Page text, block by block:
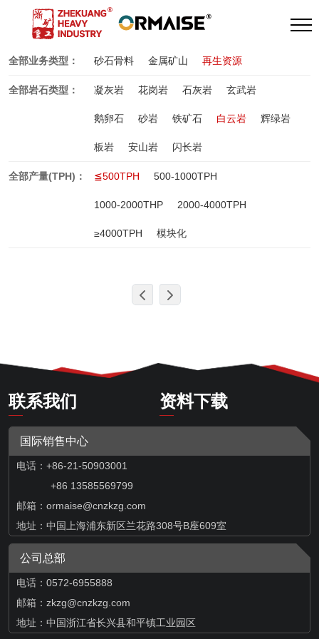
全部业务类型： 砂石骨料 金属矿山 再生资源
全部岩石类型： 凝灰岩 花岗岩 石灰岩 玄武岩
鹅卵石 砂岩 铁矿石 白云岩 辉绿岩
板岩 安山岩 闪长岩
全部产量(TPH)： ≦500TPH 500-1000TPH
1000-2000THP 2000-4000TPH
≥4000TPH 模块化
联系我们 资料下载
国际销售中心
电话：+86-21-50903001
+86 13585569799
邮箱： ormaise@cnzkzg.com
地址：中国上海浦东新区兰花路308号B座609室
公司总部
电话：0572-6955888
邮箱：zkzg@cnzkzg.com
地址：中国浙江省长兴县和平镇工业园区